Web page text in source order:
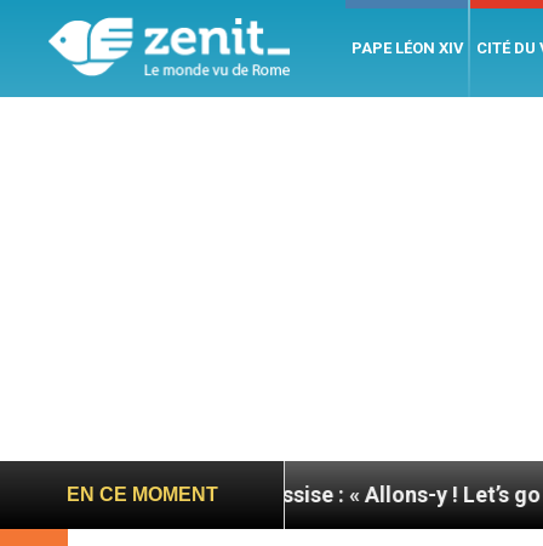
PAPE LÉON XIV CITÉ DU
EN CE MOMENT
du pape à Assise : « Allons-y ! Let’s go ! »